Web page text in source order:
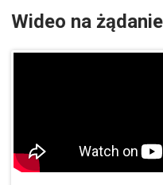
Wideo na